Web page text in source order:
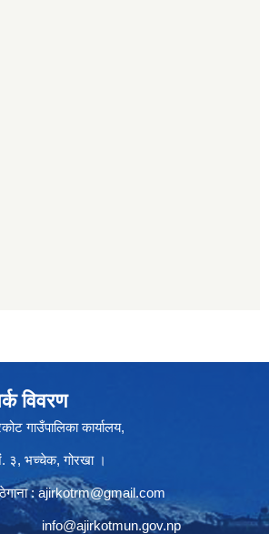
विवरण
गाउँपालिका कार्यालय,
३, भच्चेक, गोरखा ।
: ajirkotrm@gmail.com
info@ajirkotmun.gov.np